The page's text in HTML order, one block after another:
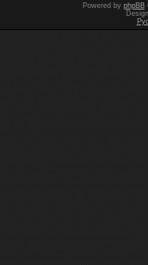
Powered by phpBB